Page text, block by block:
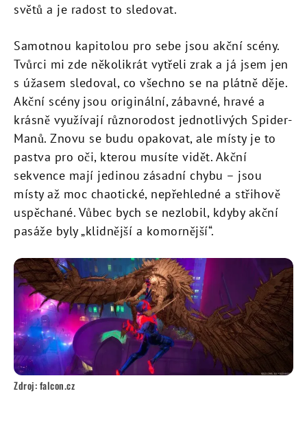
světů a je radost to sledovat.
Samotnou kapitolou pro sebe jsou akční scény.
Tvůrci mi zde několikrát vytřeli zrak a já jsem jen
s úžasem sledoval, co všechno se na plátně děje.
Akční scény jsou originální, zábavné, hravé a
krásně využívají různorodost jednotlivých Spider-
Manů. Znovu se budu opakovat, ale místy je to
pastva pro oči, kterou musíte vidět. Akční
sekvence mají jedinou zásadní chybu – jsou
místy až moc chaotické, nepřehledné a střihově
uspěchané. Vůbec bych se nezlobil, kdyby akční
pasáže byly „klidnější a komornější“.
Zdroj: falcon.cz